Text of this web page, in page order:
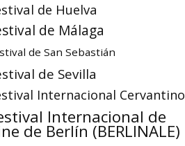
de Huelva
de Málaga
de San Sebastián
de Sevilla
Internacional Cervantino
Internacional de
de Berlín (BERLINALE)